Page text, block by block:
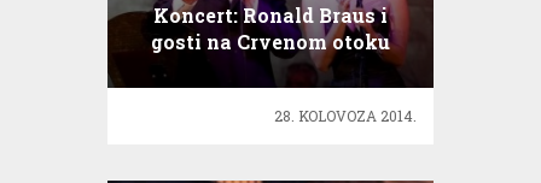
Koncert: Ronald Braus i
gosti na Crvenom otoku
28. KOLOVOZA 2014.